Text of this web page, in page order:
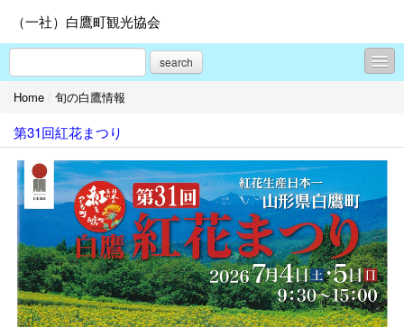
（一社）白鷹町観光協会
search
新着情報
旬の白鷹情報
春サクラ
夏はベニバナ
秋はアユ
冬は隠れ蕎麦屋の里
モデルコース
Home / 旬の白鷹情報
第31回紅花まつり